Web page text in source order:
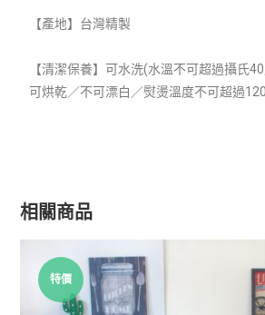
【產地】台灣精製
【清潔保養】可水洗(水溫不可超過攝氏
可烘乾／不可漂白／熨燙溫度不可超過
相關商品
特價